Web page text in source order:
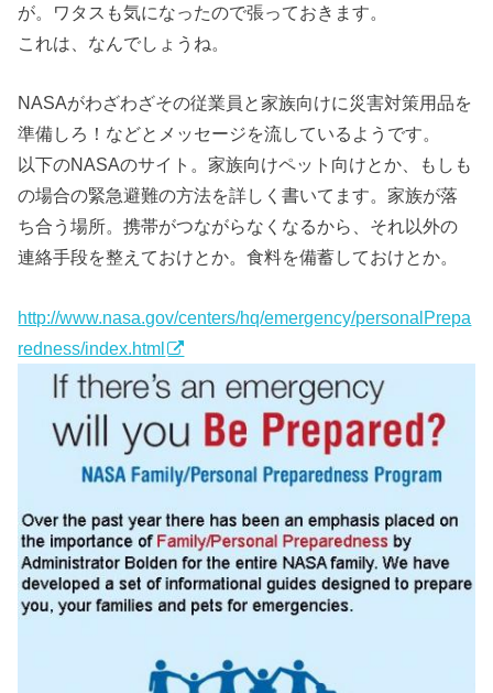
が。ワタスも気になったので張っておきます。
これは、なんでしょうね。
NASAがわざわざその従業員と家族向けに災害対策用品を
準備しろ！などとメッセージを流しているようです。
以下のNASAのサイト。家族向けペット向けとか、もしも
の場合の緊急避難の方法を詳しく書いてます。家族が落
ち合う場所。携帯がつながらなくなるから、それ以外の
連絡手段を整えておけとか。食料を備蓄しておけとか。
http://www.nasa.gov/centers/hq/emergency/personalPrepa
redness/index.html